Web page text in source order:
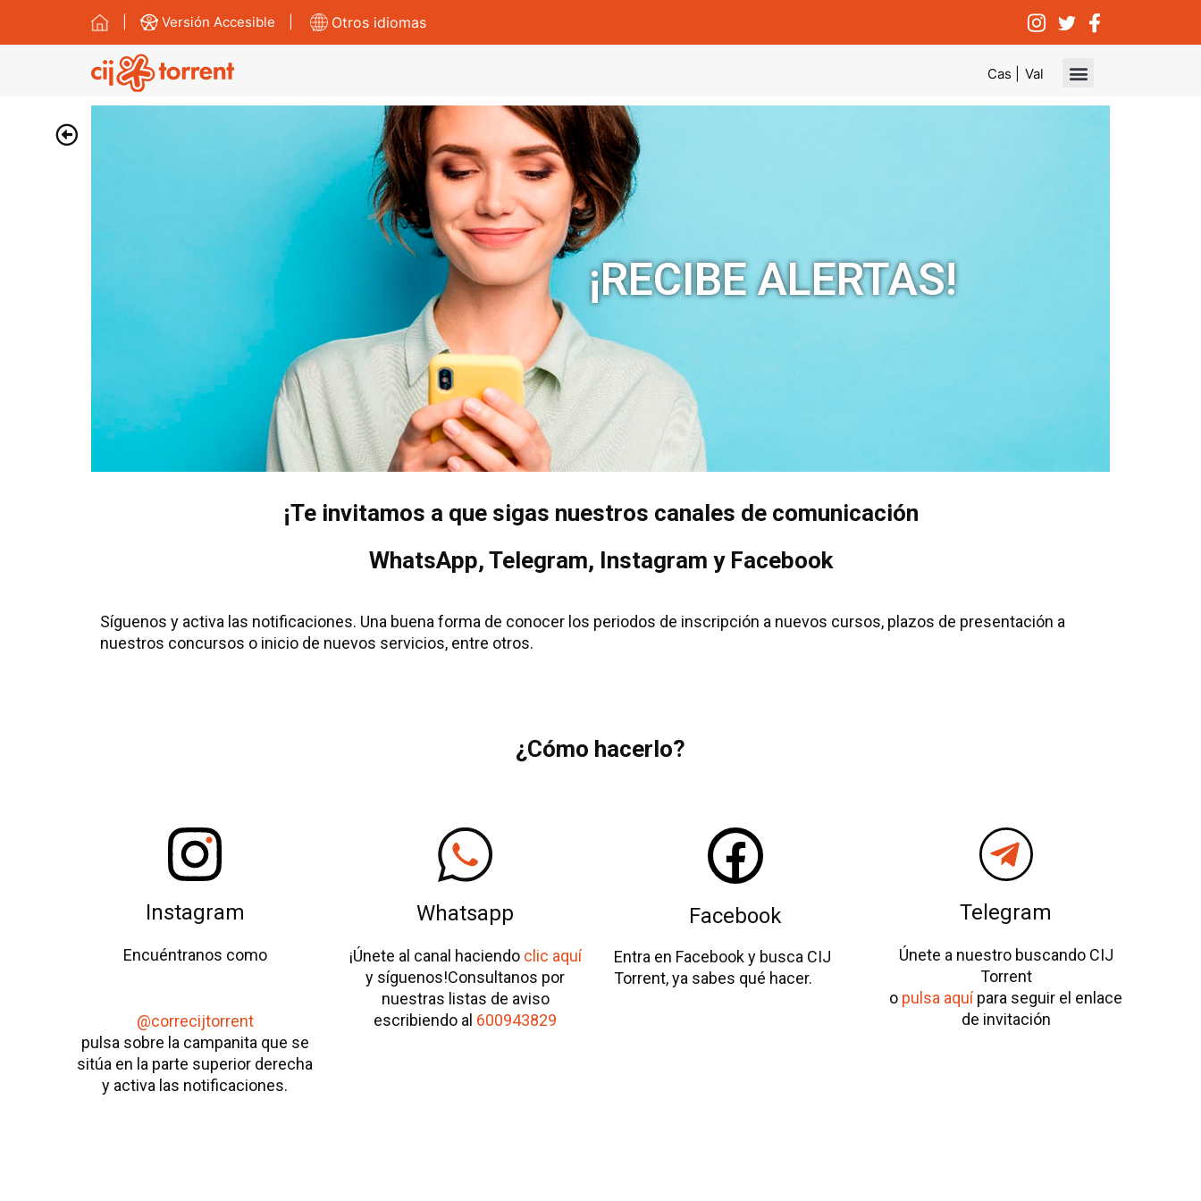
Versión Accesible Otros idiomas
Cas | Val
¡RECIBE ALERTAS!
¡Te invitamos a que sigas nuestros canales de comunicación
WhatsApp, Telegram, Instagram y Facebook
Síguenos y activa las notificaciones. Una buena forma de conocer los periodos de inscripción a nuevos cursos, plazos de presentación a
nuestros concursos o inicio de nuevos servicios, entre otros.
¿Cómo hacerlo?
Instagram
Encuéntranos como
@correcijtorrent
pulsa sobre la campanita que se
sitúa en la parte superior derecha
y activa las notificaciones.
Whatsapp
¡Únete al canal haciendo clic aquí
y síguenos!Consultanos por
nuestras listas de aviso
escribiendo al 600943829
F
a
c
e
Facebook
Entra en Facebook y busca CIJ
Torrent, ya sabes qué hacer.
Telegram
Únete a nuestro buscando CIJ
Torrent
o pulsa aquípara seguir el enlace
de invitación